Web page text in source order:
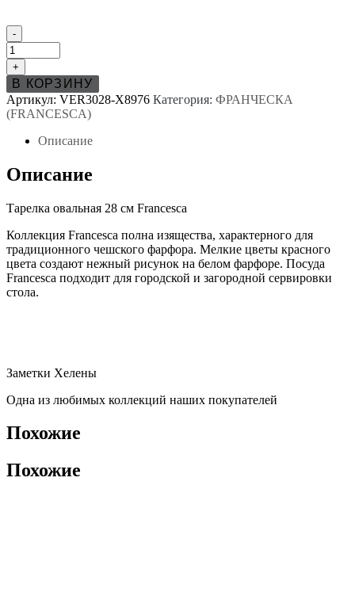
Количество
товара
Тарелка
овальная
28
см
Франческа
-
+
В КОРЗИНУ
Артикул: VER3028-X8976 Категория: ФРАНЧЕСКА
(FRANCESCA)
Описание
Описание
Тарелка овальная 28 см Francesca
Коллекция Francesca полна изящества, характерного для
традиционного чешского фарфора. Мелкие цветы красного
цвета создают нежный рисунок на белом фарфоре. Посуда
Francesca подходит для городской и загородной сервировки
стола.
Заметки Хелены
Одна из любимых коллекций наших покупателей
Похожие
Похожие